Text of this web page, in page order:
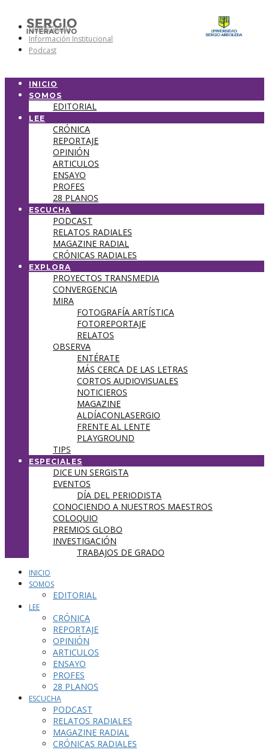
Universidad
Información Institucional
Podcast
INICIO
SOMOS
EDITORIAL
LEE
CRÓNICA
REPORTAJE
OPINIÓN
ARTICULOS
ENSAYO
PROFES
28 PLANOS
ESCUCHA
PODCAST
RELATOS RADIALES
MAGAZINE RADIAL
CRÓNICAS RADIALES
EXPLORA
PROYECTOS TRANSMEDIA
CONVERGENCIA
MIRA
FOTOGRAFÍA ARTÍSTICA
FOTOREPORTAJE
RELATOS
OBSERVA
ENTÉRATE
MÁS CERCA DE LAS LETRAS
CORTOS AUDIOVISUALES
NOTICIEROS
MAGAZINE
ALDÍACONLASERGIO
FRENTE AL LENTE
PLAYGROUND
TIPS
ESPECIALES
DICE UN SERGISTA
EVENTOS
DÍA DEL PERIODISTA
CONOCIENDO A NUESTROS MAESTROS
COLOQUIO
PREMIOS GLOBO
INVESTIGACIÓN
TRABAJOS DE GRADO
INICIO
SOMOS
EDITORIAL
LEE
CRÓNICA
REPORTAJE
OPINIÓN
ARTICULOS
ENSAYO
PROFES
28 PLANOS
ESCUCHA
PODCAST
RELATOS RADIALES
MAGAZINE RADIAL
CRÓNICAS RADIALES